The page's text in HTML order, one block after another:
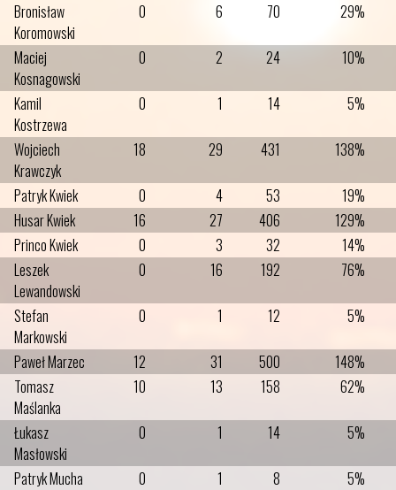
Bronisław
Koromowski
0 6 70 29%
Maciej
Kosnagowski
0 2 24 10%
Kamil
Kostrzewa
0 1 14 5%
Wojciech
Krawczyk
18 29 431 138%
Patryk Kwiek 0 4 53
19%
Husar Kwiek
16 27 406
129%
Princo Kwiek
0 3 32
14%
Leszek
Lewandowski
0 16 192 76%
Stefan
Markowski
0 1 12 5%
Paweł Marzec 12 31 500
148%
Tomasz
Maślanka
10 13 158 62%
Łukasz
Masłowski
0 1 14 5%
Patryk Mucha 0 1 8 5%